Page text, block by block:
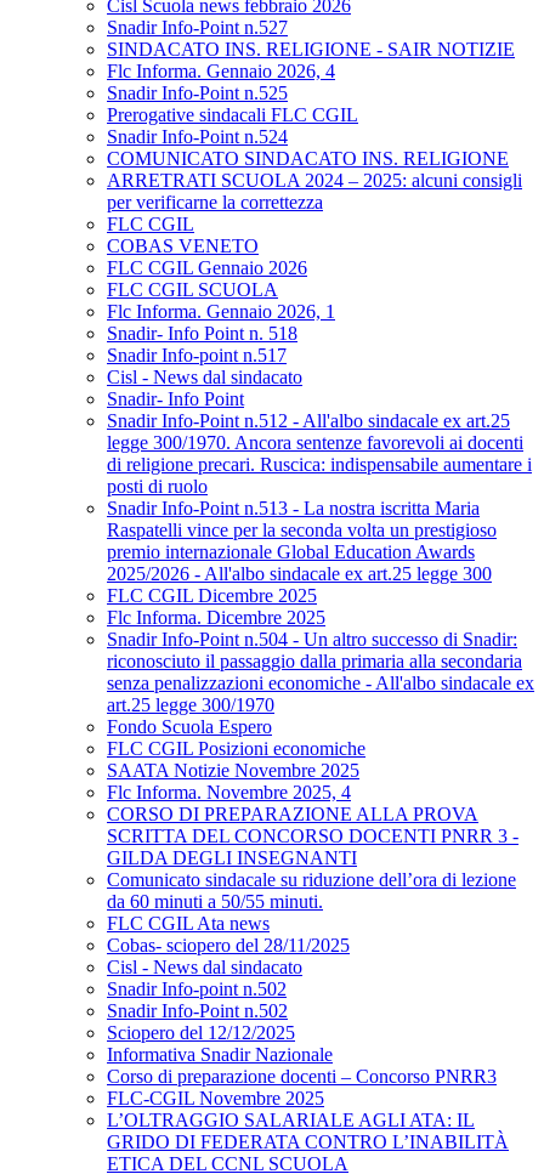
Cisl Scuola news febbraio 2026
Snadir Info-Point n.527
SINDACATO INS. RELIGIONE - SAIR NOTIZIE
Flc Informa. Gennaio 2026, 4
Snadir Info-Point n.525
Prerogative sindacali FLC CGIL
Snadir Info-Point n.524
COMUNICATO SINDACATO INS. RELIGIONE
ARRETRATI SCUOLA 2024 – 2025: alcuni consigli
per verificarne la correttezza
FLC CGIL
COBAS VENETO
FLC CGIL Gennaio 2026
FLC CGIL SCUOLA
Flc Informa. Gennaio 2026, 1
Snadir- Info Point n. 518
Snadir Info-point n.517
Cisl - News dal sindacato
Snadir- Info Point
Snadir Info-Point n.512 - All'albo sindacale ex art.25
legge 300/1970. Ancora sentenze favorevoli ai docenti
di religione precari. Ruscica: indispensabile aumentare i
posti di ruolo
Snadir Info-Point n.513 - La nostra iscritta Maria
Raspatelli vince per la seconda volta un prestigioso
premio internazionale Global Education Awards
2025/2026 - All'albo sindacale ex art.25 legge 300
FLC CGIL Dicembre 2025
Flc Informa. Dicembre 2025
Snadir Info-Point n.504 - Un altro successo di Snadir:
riconosciuto il passaggio dalla primaria alla secondaria
senza penalizzazioni economiche - All'albo sindacale ex
art.25 legge 300/1970
Fondo Scuola Espero
FLC CGIL Posizioni economiche
SAATA Notizie Novembre 2025
Flc Informa. Novembre 2025, 4
CORSO DI PREPARAZIONE ALLA PROVA
SCRITTA DEL CONCORSO DOCENTI PNRR 3 -
GILDA DEGLI INSEGNANTI
Comunicato sindacale su riduzione dell’ora di lezione
da 60 minuti a 50/55 minuti.
FLC CGIL Ata news
Cobas- sciopero del 28/11/2025
Cisl - News dal sindacato
Snadir Info-point n.502
Snadir Info-Point n.502
Sciopero del 12/12/2025
Informativa Snadir Nazionale
Corso di preparazione docenti – Concorso PNRR3
FLC-CGIL Novembre 2025
L’OLTRAGGIO SALARIALE AGLI ATA: IL
GRIDO DI FEDERATA CONTRO L’INABILITÀ
ETICA DEL CCNL SCUOLA